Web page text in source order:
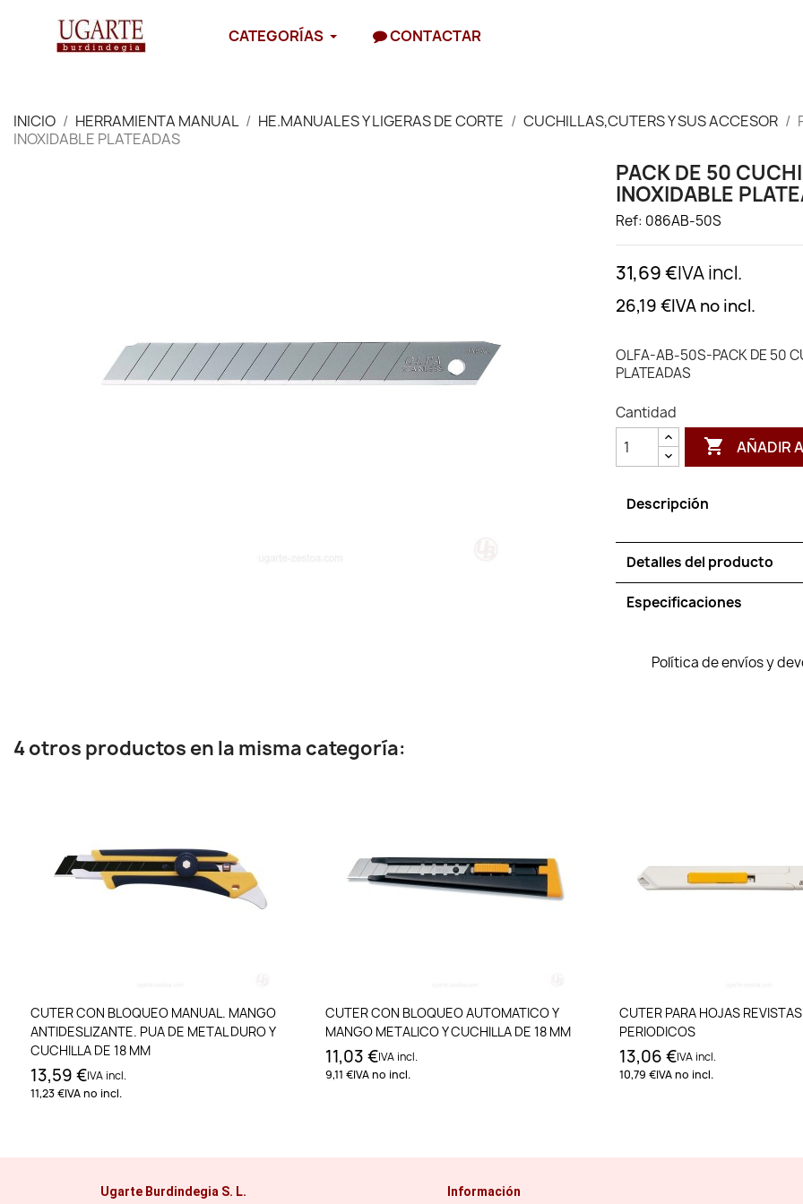
CATEGORÍAS CONTACTAR
INICIO HERRAMIENTA MANUAL HE.MANUALES Y LIGERAS DE CORTE CUCHILLAS,CUTERS Y SUS ACCESOR
INOXIDABLE PLATEADAS
PACK DE 50
INOXIDABLE
Ref: 086AB-50S
31,69 €IVA incl.
26,19 €IVA no incl.
OLFA-AB-50S-PACK DE 50
PLATEADAS
Cantidad
 AÑADIR
Descripción
Detalles del producto
Especificaciones
Política de envíos y
4 otros productos en la misma categoría:
Añadir al carrito
CUTER CON BLOQUEO MANUAL. MANGO
ANTIDESLIZANTE. PUA DE METAL DURO Y
CUCHILLA DE 18 MM
13,59 €IVA incl.
11,23 €IVA no incl.
Añadir al carrito
CUTER CON BLOQUEO AUTOMATICO Y
MANGO METALICO Y CUCHILLA DE 18 MM
11,03 €IVA incl.
9,11 €IVA no incl.
Añadir al
CUTER PARA HOJAS
PERIODICOS
13,06 €IVA incl.
10,79 €IVA no incl.
Ugarte Burdindegia S. L. Información